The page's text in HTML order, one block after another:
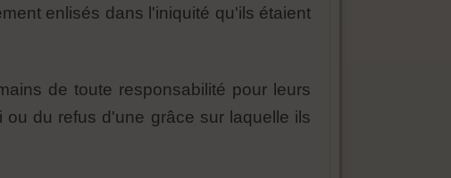
enlisés dans l'iniquité qu'ils étaient
de toute responsabilité pour leurs
du refus d'une grâce sur laquelle ils